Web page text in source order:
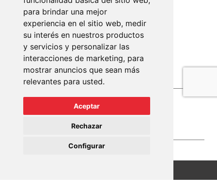
para brindar una mejor
experiencia en el sitio web, medir
su interés en nuestros productos
y servicios y personalizar las
interacciones de marketing, para
mostrar anuncios que sean más
relevantes para usted.
Aceptar
Rechazar
Configurar
Lope de Vega, 2
07013 Palma de Mallorca
+34 971 910 801
info@mundopisos.com